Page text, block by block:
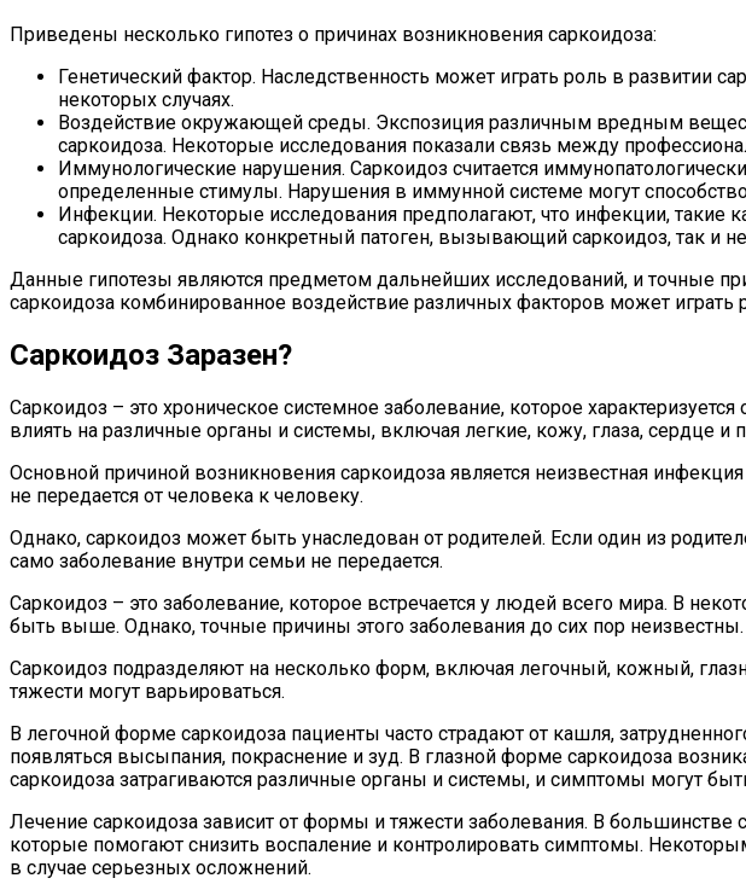
Приведены несколько гипотез о причинах возникновения саркоидоза:
Генетический фактор. Наследственность может играть роль в развитии
некоторых случаях.
Воздействие окружающей среды. Экспозиция различным вредным
саркоидоза. Некоторые исследования показали связь между
Иммунологические нарушения. Саркоидоз считается
определенные стимулы. Нарушения в иммунной системе могут
Инфекции. Некоторые исследования предполагают, что инфекции,
саркоидоза. Однако конкретный патоген, вызывающий саркоидоз, так и
Данные гипотезы являются предметом дальнейших исследований, и точные
саркоидоза комбинированное воздействие различных факторов может играть
Саркоидоз Заразен?
Саркоидоз – это хроническое системное заболевание, которое
влиять на различные органы и системы, включая легкие, кожу, глаза, сердце и
Основной причиной возникновения саркоидоза является неизвестная
не передается от человека к человеку.
Однако, саркоидоз может быть унаследован от родителей. Если один из
само заболевание внутри семьи не передается.
Саркоидоз – это заболевание, которое встречается у людей всего мира. В
быть выше. Однако, точные причины этого заболевания до сих пор неизвестны.
Саркоидоз подразделяют на несколько форм, включая легочный, кожный,
тяжести могут варьироваться.
В легочной форме саркоидоза пациенты часто страдают от кашля,
появляться высыпания, покраснение и зуд. В глазной форме саркоидоза
саркоидоза затрагиваются различные органы и системы, и симптомы могут
Лечение саркоидоза зависит от формы и тяжести заболевания. В
которые помогают снизить воспаление и контролировать симптомы.
в случае серьезных осложнений.